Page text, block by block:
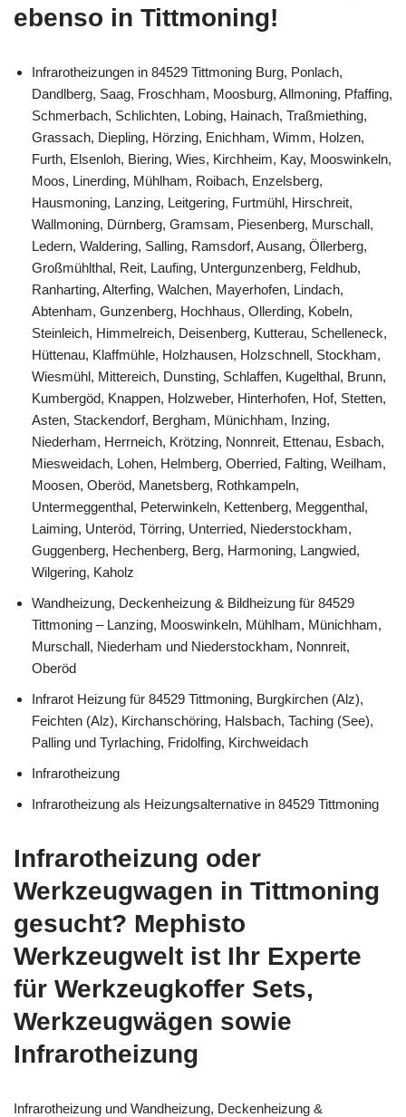
ebenso in Tittmoning!
Infrarotheizungen in 84529 Tittmoning Burg, Ponlach,
Dandlberg, Saag, Froschham, Moosburg, Allmoning, Pfaffing,
Schmerbach, Schlichten, Lobing, Hainach, Traßmiething,
Grassach, Diepling, Hörzing, Enichham, Wimm, Holzen,
Furth, Elsenloh, Biering, Wies, Kirchheim, Kay, Mooswinkeln,
Moos, Linerding, Mühlham, Roibach, Enzelsberg,
Hausmoning, Lanzing, Leitgering, Furtmühl, Hirschreit,
Wallmoning, Dürnberg, Gramsam, Piesenberg, Murschall,
Ledern, Waldering, Salling, Ramsdorf, Ausang, Öllerberg,
Großmühlthal, Reit, Laufing, Untergunzenberg, Feldhub,
Ranharting, Alterfing, Walchen, Mayerhofen, Lindach,
Abtenham, Gunzenberg, Hochhaus, Ollerding, Kobeln,
Steinleich, Himmelreich, Deisenberg, Kutterau, Schelleneck,
Hüttenau, Klaffmühle, Holzhausen, Holzschnell, Stockham,
Wiesmühl, Mittereich, Dunsting, Schlaffen, Kugelthal, Brunn,
Kumbergöd, Knappen, Holzweber, Hinterhofen, Hof, Stetten,
Asten, Stackendorf, Bergham, Münichham, Inzing,
Niederham, Herrneich, Krötzing, Nonnreit, Ettenau, Esbach,
Miesweidach, Lohen, Helmberg, Oberried, Falting, Weilham,
Moosen, Oberöd, Manetsberg, Rothkampeln,
Untermeggenthal, Peterwinkeln, Kettenberg, Meggenthal,
Laiming, Unteröd, Törring, Unterried, Niederstockham,
Guggenberg, Hechenberg, Berg, Harmoning, Langwied,
Wilgering, Kaholz
Wandheizung, Deckenheizung & Bildheizung für 84529
Tittmoning – Lanzing, Mooswinkeln, Mühlham, Münichham,
Murschall, Niederham und Niederstockham, Nonnreit,
Oberöd
Infrarot Heizung für 84529 Tittmoning, Burgkirchen (Alz),
Feichten (Alz), Kirchanschöring, Halsbach, Taching (See),
Palling und Tyrlaching, Fridolfing, Kirchweidach
Infrarotheizung
Infrarotheizung als Heizungsalternative in 84529 Tittmoning
Infrarotheizung oder
Werkzeugwagen in Tittmoning
gesucht? Mephisto
Werkzeugwelt ist Ihr Experte
für Werkzeugkoffer Sets,
Werkzeugwägen sowie
Infrarotheizung
Infrarotheizung und Wandheizung, Deckenheizung &